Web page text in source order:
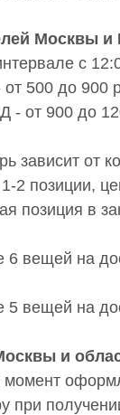
Москвы и
с
500 до 900
- от 900 до
зависит от
2 позиции,
позиция в
6 вещей на
5 вещей на
и
при